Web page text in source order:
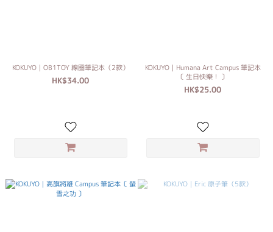
KOKUYO｜OB1TOY 線圈筆記本（2款）
HK$34.00
KOKUYO｜Humana Art Campus 筆記本
〔 生日快樂！ 〕
HK$25.00